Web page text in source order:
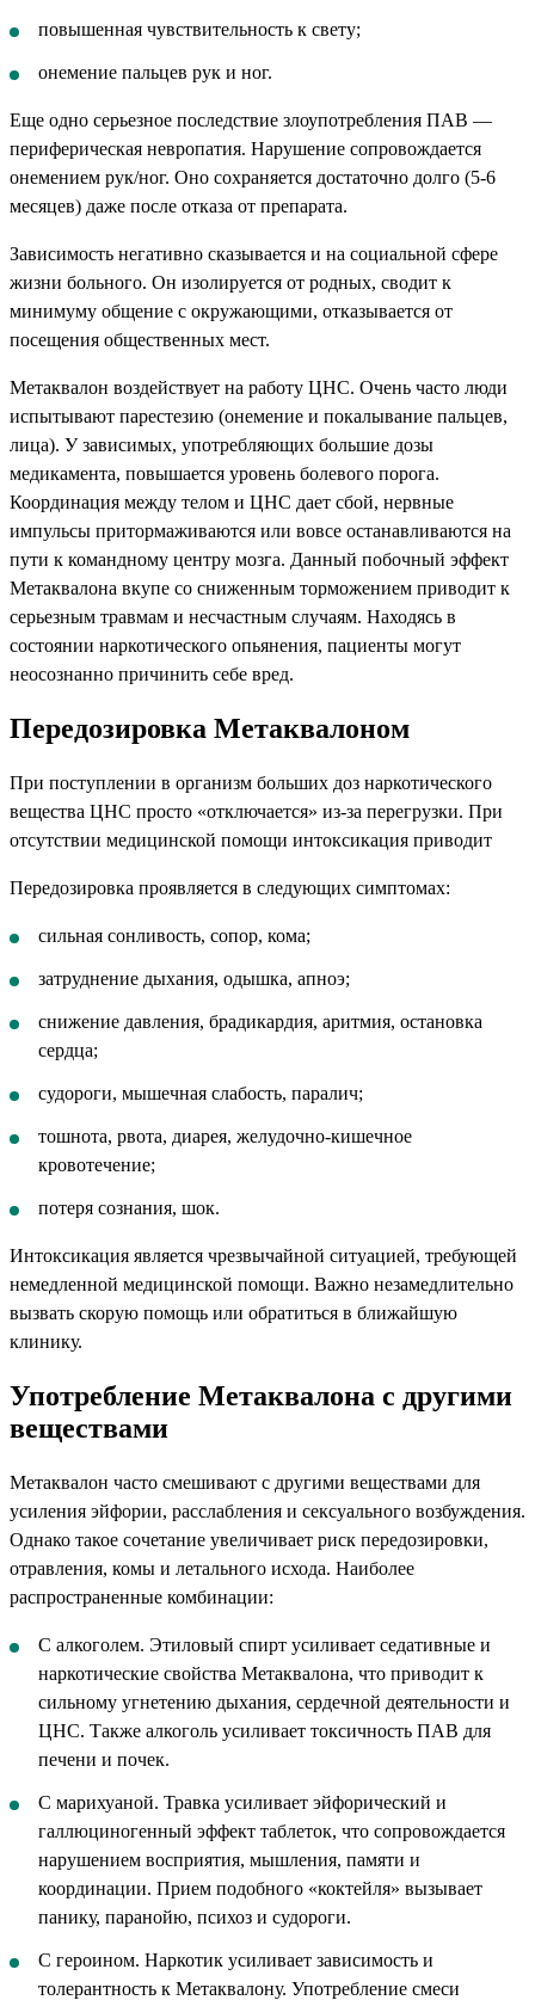
повышенная чувствительность к свету;
онемение пальцев рук и ног.
Еще одно серьезное последствие злоупотребления ПАВ —
периферическая невропатия. Нарушение сопровождается
онемением рук/ног. Оно сохраняется достаточно долго (5-6
месяцев) даже после отказа от препарата.
Зависимость негативно сказывается и на социальной сфере
жизни больного. Он изолируется от родных, сводит к
минимуму общение с окружающими, отказывается от
посещения общественных мест.
Метаквалон воздействует на работу ЦНС. Очень часто люди
испытывают парестезию (онемение и покалывание пальцев,
лица). У зависимых, употребляющих большие дозы
медикамента, повышается уровень болевого порога.
Координация между телом и ЦНС дает сбой, нервные
импульсы притормаживаются или вовсе останавливаются на
пути к командному центру мозга. Данный побочный эффект
Метаквалона вкупе со сниженным торможением приводит к
серьезным травмам и несчастным случаям. Находясь в
состоянии наркотического опьянения, пациенты могут
неосознанно причинить себе вред.
Передозировка Метаквалоном
При поступлении в организм больших доз наркотического
вещества ЦНС просто «отключается» из-за перегрузки. При
отсутствии медицинской помощи интоксикация приводит
Передозировка проявляется в следующих симптомах:
сильная сонливость, сопор, кома;
затруднение дыхания, одышка, апноэ;
снижение давления, брадикардия, аритмия, остановка
сердца;
судороги, мышечная слабость, паралич;
тошнота, рвота, диарея, желудочно-кишечное
кровотечение;
потеря сознания, шок.
Интоксикация является чрезвычайной ситуацией, требующей
немедленной медицинской помощи. Важно незамедлительно
вызвать скорую помощь или обратиться в ближайшую
клинику.
Употребление Метаквалона с другими
веществами
Метаквалон часто смешивают с другими веществами для
усиления эйфории, расслабления и сексуального возбуждения.
Однако такое сочетание увеличивает риск передозировки,
отравления, комы и летального исхода. Наиболее
распространенные комбинации:
С алкоголем. Этиловый спирт усиливает седативные и
наркотические свойства Метаквалона, что приводит к
сильному угнетению дыхания, сердечной деятельности и
ЦНС. Также алкоголь усиливает токсичность ПАВ для
печени и почек.
С марихуаной. Травка усиливает эйфорический и
галлюциногенный эффект таблеток, что сопровождается
нарушением восприятия, мышления, памяти и
координации. Прием подобного «коктейля» вызывает
панику, паранойю, психоз и судороги.
С героином. Наркотик усиливает зависимость и
толерантность к Метаквалону. Употребление смеси